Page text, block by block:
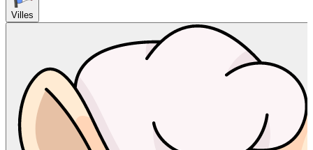
Villes